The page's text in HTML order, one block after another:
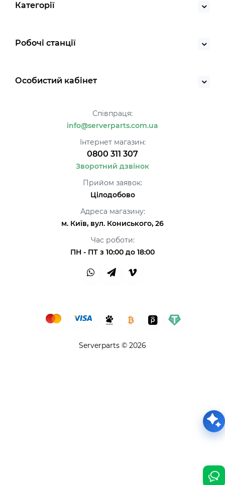
Категорії
Робочі станції
Особистий кабінет
Співпраця:
info@serverparts.com.ua
Інтернет магазин:
0800 311 307
Зворотний дзвінок
Прийом заявок:
Цілодобово
Адреса магазину:
м. Київ, вул. Кониського, 26
Час роботи:
ПН - ПТ з 10:00 до 18:00
Serverparts © 2026